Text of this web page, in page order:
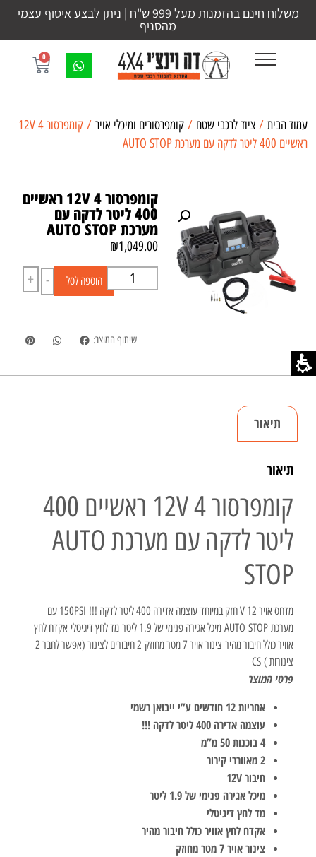
משלוח חינם בהזמנות מעל 999 ש"ח | ניתן לבצע איסוף עצמי
מהסניף
0
עמוד הבית / ציוד לרכבי שטח / קומפרסורים ומיכלי אויר
/ קומפרסור 12V 4
ראשיים 400 ליטר לדקה עם מערכת AUTO STOP
קומפרסור 12V 4 ראשיים
400 ליטר לדקה עם
מערכת AUTO STOP
₪1,049.00
-
+ הוספה לסל
שיתוף המוצר:
תיאור
תיאור
קומפרסור 12V 4 ראשיים 400
ליטר לדקה עם מערכת AUTO
STOP
מדחס אויר 12 V חזק במיוחד עוצמה אדירה 400 ליטר לדקה !!! 150PSI עם
מערכת
AUTO STOP
מיכל אגירה פנימי של 1.9 ליטר מד לחץ דיגיטלי אקדח לחץ
אוויר כולל חיבור מהיר צינור אויר 7 מטר מחוזק 2 חיבורים לצינור (אפשר לחבר 2
צינורות ) CS
פרטי המוצר
אחריות 12 חודשים ע”י ייבואן רשמי
עוצמה אדירה 400 ליטר לדקה !!!
4 בוכנות 50 מ”מ
2 מאווררי קירור
חיבור 12V
מיכל אגירה פנימי של 1.9 ליטר
מד לחץ דיגיטלי
אקדח לחץ אוויר כולל חיבור מהיר
צינור אויר 7 מטר מחוזק